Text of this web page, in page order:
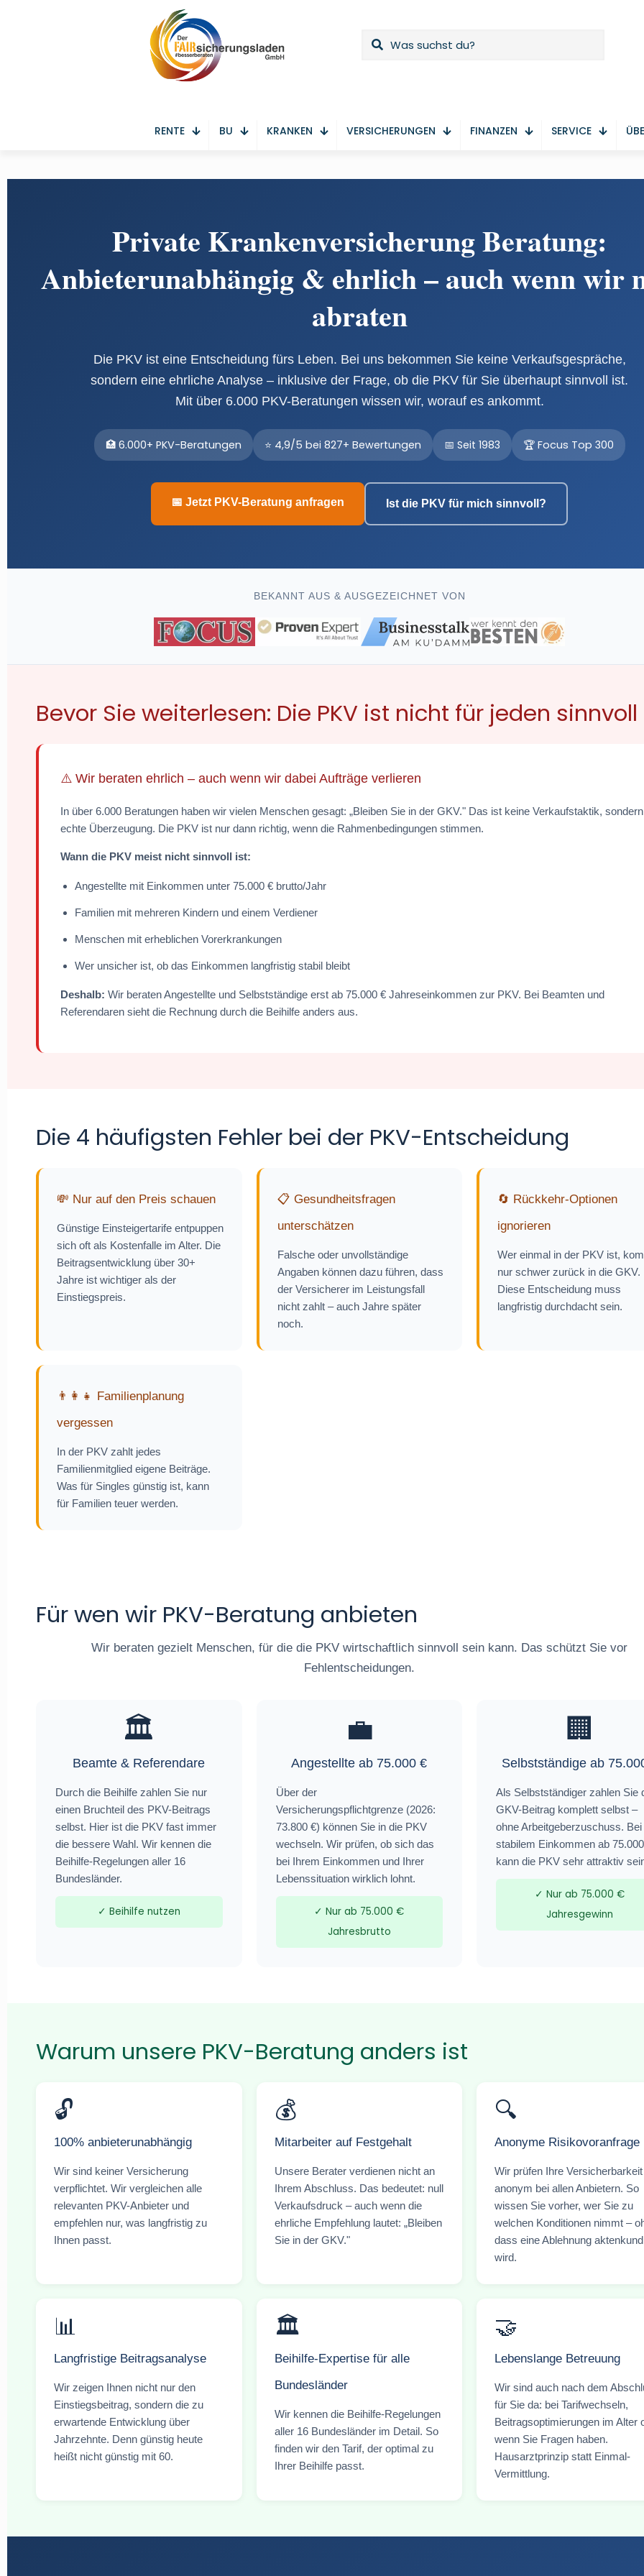
RENTE BU KRANKEN VERSICHERUNGEN FINANZEN SERVICE
Private Krankenversicherung Beratung:
Anbieterunabhängig & ehrlich – auch wenn wir
abraten
Die PKV ist eine Entscheidung fürs Leben. Bei uns bekommen Sie keine Verkaufsgespräche,
sondern eine ehrliche Analyse – inklusive der Frage, ob die PKV für Sie überhaupt sinnvoll ist.
Mit über 6.000 PKV-Beratungen wissen wir, worauf es ankommt.
🏥 6.000+ PKV-Beratungen ⭐ 4,9/5 bei 827+ Bewertungen 📅 Seit 1983 🏆 Focus Top 300
📅 Jetzt PKV-Beratung anfragen Ist die PKV für mich sinnvoll?
BEKANNT AUS & AUSGEZEICHNET VON
Bevor Sie weiterlesen: Die PKV ist nicht für jeden sinnvoll
⚠️ Wir beraten ehrlich – auch wenn wir dabei Aufträge verlieren
In über 6.000 Beratungen haben wir vielen Menschen gesagt: „Bleiben Sie in der GKV." Das ist keine Verkaufstaktik, sondern
echte Überzeugung. Die PKV ist nur dann richtig, wenn die Rahmenbedingungen stimmen.
Wann die PKV meist nicht sinnvoll ist:
Angestellte mit Einkommen unter 75.000 € brutto/Jahr
Familien mit mehreren Kindern und einem Verdiener
Menschen mit erheblichen Vorerkrankungen
Wer unsicher ist, ob das Einkommen langfristig stabil bleibt
Deshalb: Wir beraten Angestellte und Selbstständige erst ab 75.000 € Jahreseinkommen zur PKV. Bei Beamten und
Referendaren sieht die Rechnung durch die Beihilfe anders aus.
Die 4 häufigsten Fehler bei der PKV-Entscheidung
💸 Nur auf den Preis schauen
Günstige Einsteigertarife entpuppen
sich oft als Kostenfalle im Alter. Die
Beitragsentwicklung über 30+
Jahre ist wichtiger als der
Einstiegspreis.
📋 Gesundheitsfragen
unterschätzen
Falsche oder unvollständige
Angaben können dazu führen, dass
der Versicherer im Leistungsfall
nicht zahlt – auch Jahre später
noch.
🔄 Rückkehr-Optionen
ignorieren
Wer einmal in der PKV ist,
nur schwer zurück in die GKV.
Diese Entscheidung muss
langfristig durchdacht sein.
👨👩👧 Familienplanung
vergessen
In der PKV zahlt jedes
Familienmitglied eigene Beiträge.
Was für Singles günstig ist, kann
für Familien teuer werden.
Für wen wir PKV-Beratung anbieten
Wir beraten gezielt Menschen, für die die PKV wirtschaftlich sinnvoll sein kann. Das schützt Sie vor
Fehlentscheidungen.
🏛️
Beamte & Referendare
Durch die Beihilfe zahlen Sie nur
einen Bruchteil des PKV-Beitrags
selbst. Hier ist die PKV fast immer
die bessere Wahl. Wir kennen die
Beihilfe-Regelungen aller 16
Bundesländer.
✓ Beihilfe nutzen
💼
Angestellte ab 75.000 €
Über der
Versicherungspflichtgrenze (2026:
73.800 €) können Sie in die PKV
wechseln. Wir prüfen, ob sich das
bei Ihrem Einkommen und Ihrer
Lebenssituation wirklich lohnt.
✓ Nur ab 75.000 €
Jahresbrutto
🏢
Selbstständige ab
Als Selbstständiger zahlen Sie
GKV-Beitrag komplett selbst –
ohne Arbeitgeberzuschuss. Bei
stabilem Einkommen ab
kann die PKV sehr attraktiv
✓ Nur ab 75.000 €
Jahresgewinn
Warum unsere PKV-Beratung anders ist
🔓
100% anbieterunabhängig
Wir sind keiner Versicherung
verpflichtet. Wir vergleichen alle
relevanten PKV-Anbieter und
empfehlen nur, was langfristig zu
Ihnen passt.
💰
Mitarbeiter auf Festgehalt
Unsere Berater verdienen nicht an
Ihrem Abschluss. Das bedeutet: null
Verkaufsdruck – auch wenn die
ehrliche Empfehlung lautet: „Bleiben
Sie in der GKV."
🔍
Anonyme Risikovoranfrage
Wir prüfen Ihre Versicherbarkeit
anonym bei allen Anbietern. So
wissen Sie vorher, wer Sie zu
welchen Konditionen nimmt –
dass eine Ablehnung
wird.
📊
Langfristige Beitragsanalyse
Wir zeigen Ihnen nicht nur den
Einstiegsbeitrag, sondern die zu
erwartende Entwicklung über
Jahrzehnte. Denn günstig heute
heißt nicht günstig mit 60.
🏛️
Beihilfe-Expertise für alle
Bundesländer
Wir kennen die Beihilfe-Regelungen
aller 16 Bundesländer im Detail. So
finden wir den Tarif, der optimal zu
Ihrer Beihilfe passt.
🤝
Lebenslange Betreuung
Wir sind auch nach dem
für Sie da: bei Tarifwechseln,
Beitragsoptimierungen im Alter
wenn Sie Fragen haben.
Hausarztprinzip statt Einmal-
Vermittlung.